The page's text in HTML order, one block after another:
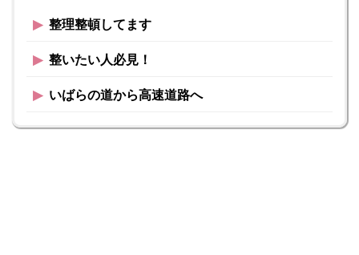
▶︎ 整理整頓してます
▶︎ 整いたい人必見！
▶︎ いばらの道から高速道路へ